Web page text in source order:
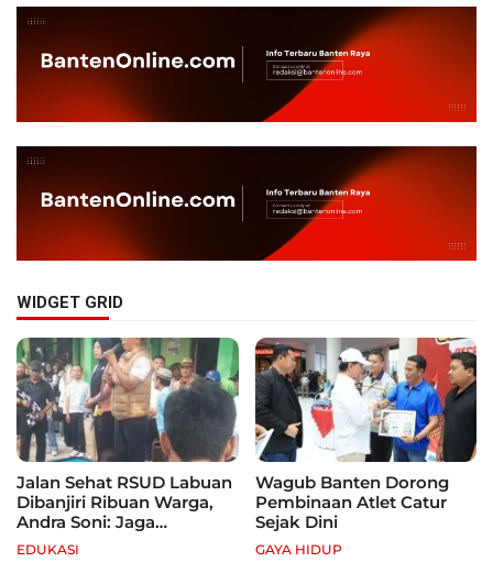
WIDGET GRID
Jalan Sehat RSUD Labuan
Dibanjiri Ribuan Warga,
Andra Soni: Jaga
Kebugaran dan Hidup
Sehat
EDUKASI
Wagub Banten Dorong
Pembinaan Atlet Catur
Sejak Dini
GAYA HIDUP